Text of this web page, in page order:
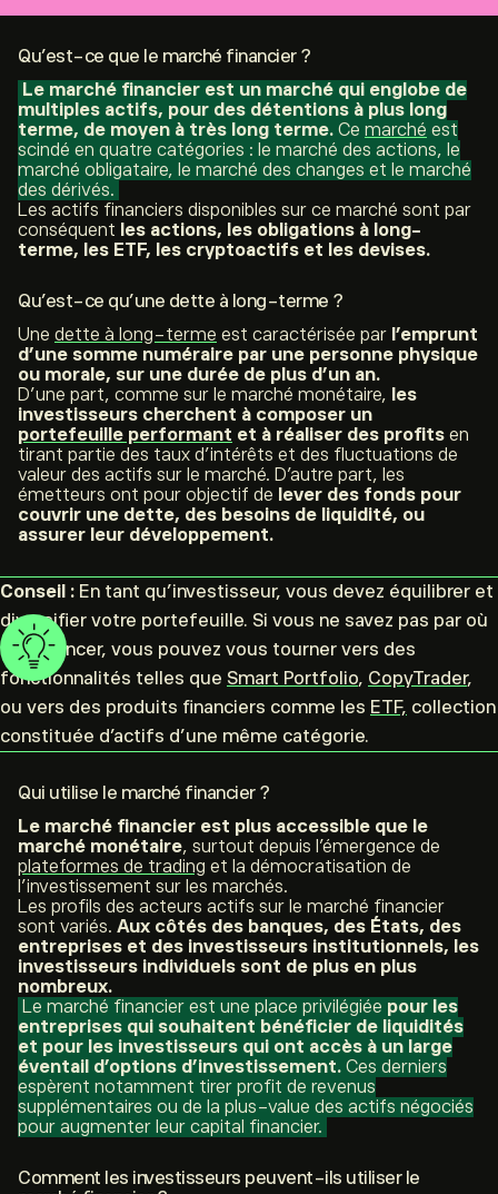
Qu’est-ce que le marché financier ?
Le marché financier est un marché qui englobe de
multiples actifs, pour des détentions à plus long
terme, de moyen à très long terme. Ce marché est
scindé en quatre catégories : le marché des actions, le
marché obligataire, le marché des changes et le marché
des dérivés.
Les actifs financiers disponibles sur ce marché sont par
conséquent les actions, les obligations à long-
terme, les ETF, les cryptoactifs et les devises.
Qu’est-ce qu’une dette à long-terme ?
Une dette à long-terme est caractérisée par l’emprunt
d’une somme numéraire par une personne physique
ou morale, sur une durée de plus d’un an.
D’une part, comme sur le marché monétaire, les
investisseurs cherchent à composer un
portefeuille performant et à réaliser des profits en
tirant partie des taux d’intérêts et des fluctuations de
valeur des actifs sur le marché. D’autre part, les
émetteurs ont pour objectif de lever des fonds pour
couvrir une dette, des besoins de liquidité, ou
assurer leur développement.
Conseil : En tant qu’investisseur, vous devez équilibrer et
diversifier votre portefeuille. Si vous ne savez pas par où
commencer, vous pouvez vous tourner vers des
fonctionnalités telles que Smart Portfolio, CopyTrader,
ou vers des produits financiers comme les ETF, collection
constituée d’actifs d’une même catégorie.
Qui utilise le marché financier ?
Le marché financier est plus accessible que le
marché monétaire, surtout depuis l’émergence de
plateformes de trading et la démocratisation de
l’investissement sur les marchés.
Les profils des acteurs actifs sur le marché financier
sont variés. Aux côtés des banques, des États, des
entreprises et des investisseurs institutionnels, les
investisseurs individuels sont de plus en plus
nombreux.
Le marché financier est une place privilégiée pour les
entreprises qui souhaitent bénéficier de liquidités
et pour les investisseurs qui ont accès à un large
éventail d’options d’investissement. Ces derniers
espèrent notamment tirer profit de revenus
supplémentaires ou de la plus-value des actifs négociés
pour augmenter leur capital financier.
Comment les investisseurs peuvent-ils utiliser le